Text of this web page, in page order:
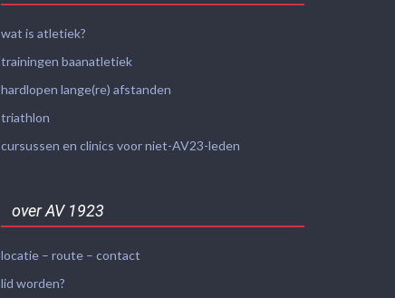
wat is atletiek?
trainingen baanatletiek
hardlopen lange(re) afstanden
triathlon
cursussen en clinics voor niet-AV23-leden
over AV 1923
locatie – route – contact
lid worden?